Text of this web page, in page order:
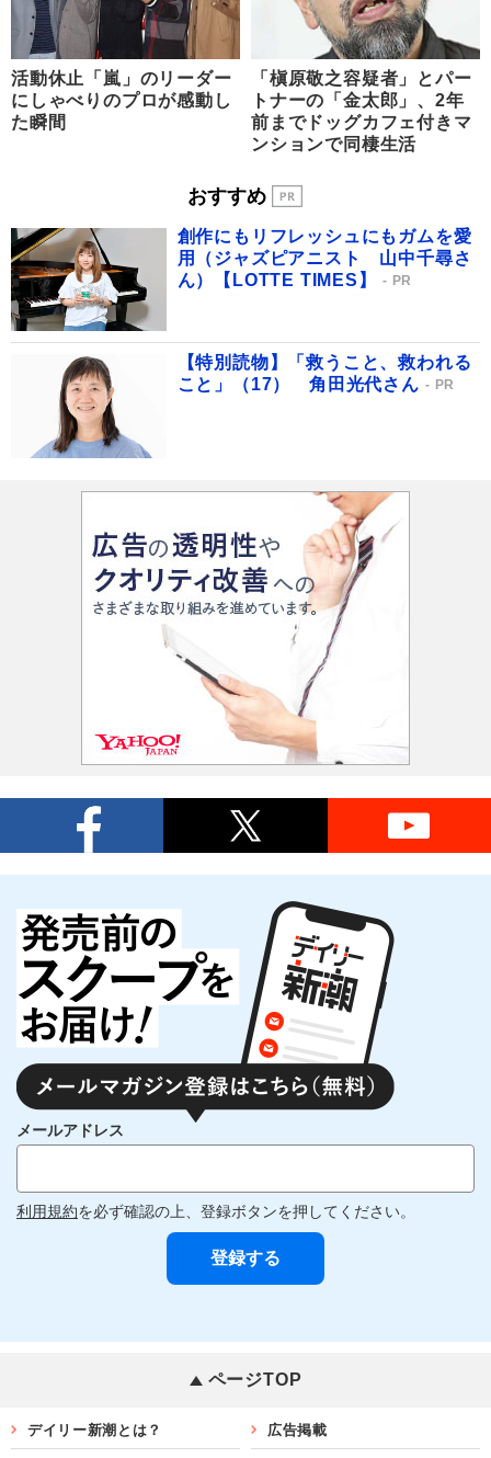
活動休止「嵐」のリーダー
にしゃべりのプロが感動し
た瞬間
「槇原敬之容疑者」とパー
トナーの「金太郎」、2年
前までドッグカフェ付きマ
ンションで同棲生活
おすすめ
創作にもリフレッシュにもガムを愛
用（ジャズピアニスト 山中千尋さ
ん）【LOTTE TIMES】
PR
【特別読物】「救うこと、救われる
こと」（17） 角田光代さん
PR
メールアドレス
利用規約を必ず確認の上、登録ボタンを押してください。
ページTOP
デイリー新潮とは？ 広告掲載